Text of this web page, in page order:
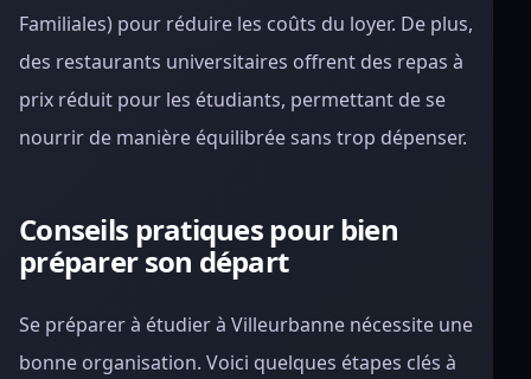
Familiales) pour réduire les coûts du loyer. De plus,
des restaurants universitaires offrent des repas à
prix réduit pour les étudiants, permettant de se
nourrir de manière équilibrée sans trop dépenser.
Conseils pratiques pour bien
préparer son départ
Se préparer à étudier à Villeurbanne nécessite une
bonne organisation. Voici quelques étapes clés à